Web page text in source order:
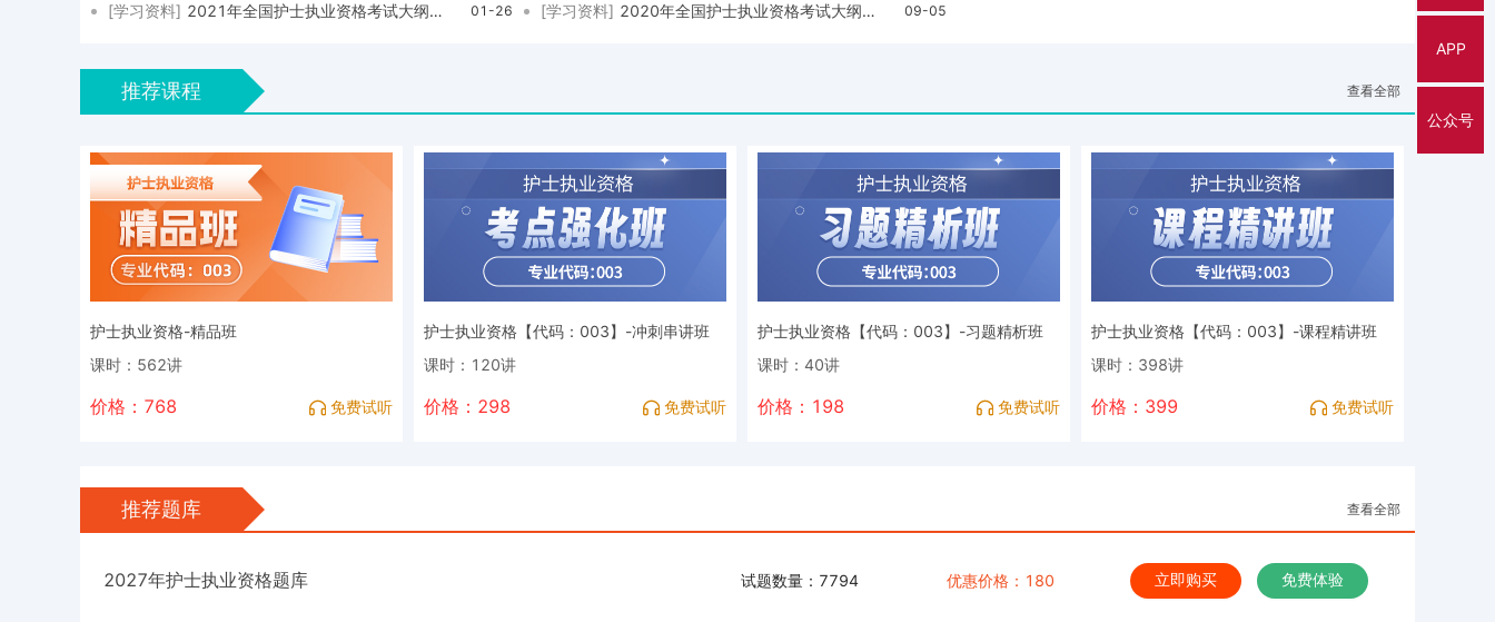
APP
公众号
[学习资料] 2021年全国护士执业资格考试大纲已经发布 01-26 [学习资料] 2020年全国护士执业资格考试大纲已经发布 09-05
推荐课程 查看全部
护士执业资格-精品班
课时：562讲
价格：768 免费试听
护士执业资格【代码：003】-冲刺串讲班
课时：120讲
价格：298 免费试听
护士执业资格【代码：003】-习题精析班
课时：40讲
价格：198 免费试听
护士执业资格【代码：003】-课程精讲班
课时：398讲
价格：399 免费试听
推荐题库 查看全部
2027年护士执业资格题库 试题数量：7794 优惠价格：180 立即购买 免费体验